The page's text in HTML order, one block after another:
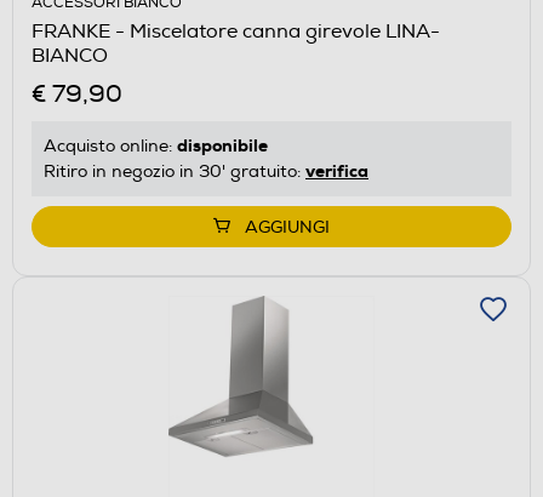
FRANKE - Miscelatore canna girevole LINA-
BIANCO
€ 79,90
Acquisto online: disponibile
Ritiro in negozio in 30' gratuito: verifica
AGGIUNGI